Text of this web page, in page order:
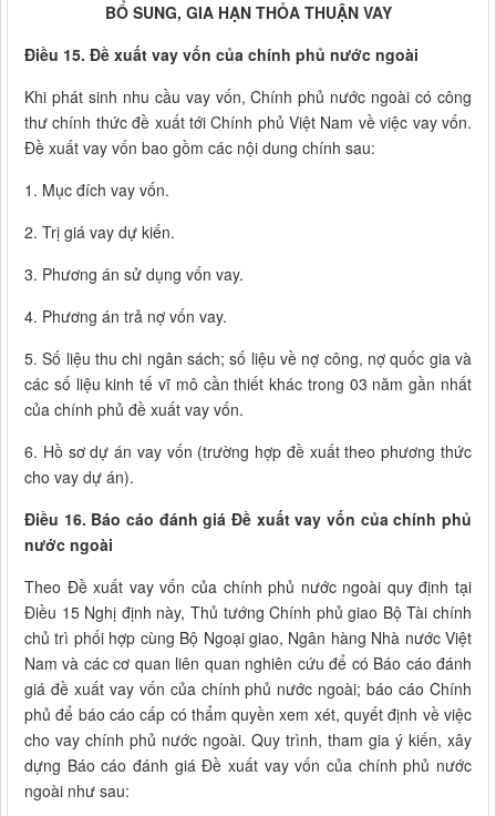
BỔ SUNG, GIA HẠN THỎA THUẬN VAY
Điều 15. Đề xuất vay vốn của chính phủ nước ngoài
Khi phát sinh nhu cầu vay vốn, Chính phủ nước ngoài có công
thư chính thức đề xuất tới Chính phủ Việt Nam về việc vay vốn.
Đề xuất vay vốn bao gồm các nội dung chính sau:
1. Mục đích vay vốn.
2. Trị giá vay dự kiến.
3. Phương án sử dụng vốn vay.
4. Phương án trả nợ vốn vay.
5. Số liệu thu chi ngân sách; số liệu về nợ công, nợ quốc gia và
các số liệu kinh tế vĩ mô cần thiết khác trong 03 năm gần nhất
của chính phủ đề xuất vay vốn.
6. Hồ sơ dự án vay vốn (trường hợp đề xuất theo phương thức
cho vay dự án).
Điều 16. Báo cáo đánh giá Đề xuất vay vốn của chính phủ
nước ngoài
Theo Đề xuất vay vốn của chính phủ nước ngoài quy định tại
Điều 15 Nghị định này, Thủ tướng Chính phủ giao Bộ Tài chính
chủ trì phối hợp cùng Bộ Ngoại giao, Ngân hàng Nhà nước Việt
Nam và các cơ quan liên quan nghiên cứu để có Báo cáo đánh
giá đề xuất vay vốn của chính phủ nước ngoài; báo cáo Chính
phủ để báo cáo cấp có thẩm quyền xem xét, quyết định về việc
cho vay chính phủ nước ngoài. Quy trình, tham gia ý kiến, xây
dựng Báo cáo đánh giá Đề xuất vay vốn của chính phủ nước
ngoài như sau: